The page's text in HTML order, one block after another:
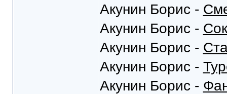
Акунин Борис -
Акунин Борис -
Акунин Борис -
Акунин Борис -
Акунин Борис -